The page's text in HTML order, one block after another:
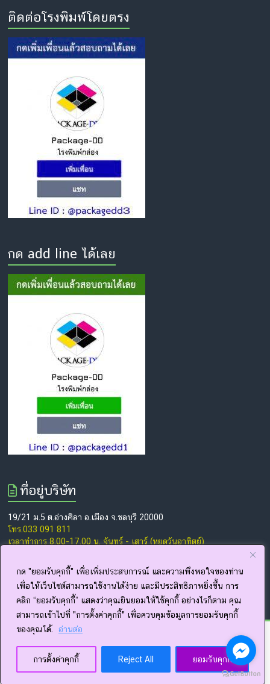
กด "ยอมรับคุกกี้" เพื่อเพิ่มประสบการณ์ และความพึงพอใจของท่าน
เพื่อให้เว็บไซต์สามารถใช้งานได้ง่าย และมีประสิทธิภาพยิ่งขึ้น การ
คลิก “ยอมรับคุกกี้” แสดงว่าคุณยินยอมให้ใช้คุกกี้ อย่างไรก็ตาม คุณ
สามารถเข้าไปที่ "การตั้งค่าคุกกี้" เพื่อควบคุมข้อมูลการยอมรับคุกกี้
ของคุณได้.
อ่านต่อ
การตั้งค่าคุกกี้ Reject All ยอมรับคุกกี้
ติดต่อโรงพิมพ์โดยตรง
กด add line ได้เลย
ที่อยู่บริษัท
19/21 ม.5 ต.อ่างศิลา อ.เมือง จ.ชลบุรี 20000
โทร.033 091 811
เวลาทำการ 8.00-17.00 น. จันทร์ - เสาร์ (หยุดวันอาทิตย์)
www.facebook.com/thepackagedd
Copyright © 2026โรงพิมพ์กล่อง ชลบุรี โรงงานผลิตซองฟอยล์ รับผลิตกล่องครีม
บรรจุภัณฑ์ ฉลากครบวงจร. All rights reserved.
Theme:Accelerate by ThemeGrill. Powered by WordPress.
นโยบายความเป็นส่วนตัว